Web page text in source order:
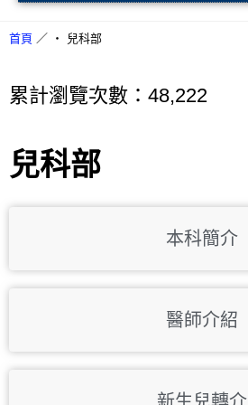
首頁 ／ ‧ 兒科部
累計瀏覽次數：48,222
兒科部
本科簡介
醫師介紹